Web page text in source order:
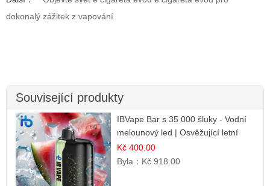
dokonalý zážitek z vapování
Související produkty
IBVape Bar s 35 000 šluky - Vodní
melounový led | Osvěžující letní
příchuť
Kč 400.00
Byla： Kč 918.00